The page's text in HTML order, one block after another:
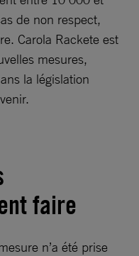
de non respect,
Carola Rackete est
mesures,
la législation
faire
n’a été prise